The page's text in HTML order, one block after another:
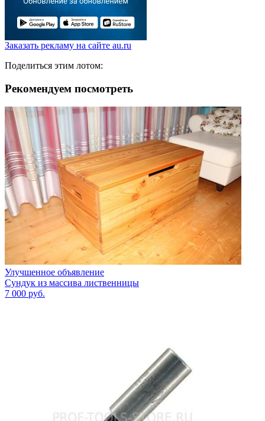
Заказать рекламу на сайте au.ru
Поделиться этим лотом:
Рекомендуем посмотреть
Улучшенное объявление
Сундук из массива лиственницы
7 000 руб.